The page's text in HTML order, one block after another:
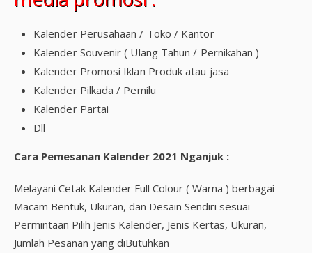
Kalender Perusahaan / Toko / Kantor
Kalender Souvenir ( Ulang Tahun / Pernikahan )
Kalender Promosi Iklan Produk atau jasa
Kalender Pilkada / Pemilu
Kalender Partai
Dll
Cara Pemesanan Kalender 2021 Nganjuk :
Melayani Cetak Kalender Full Colour ( Warna ) berbagai
Macam Bentuk, Ukuran, dan Desain Sendiri sesuai
Permintaan Pilih Jenis Kalender, Jenis Kertas, Ukuran,
Jumlah Pesanan yang diButuhkan